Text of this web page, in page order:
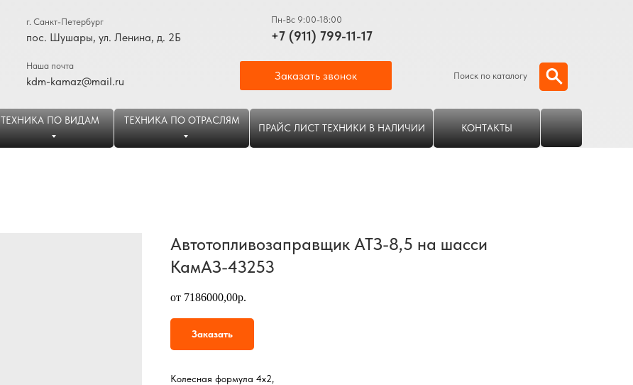
+7 (911) 799-11-17
Пн-Вс 9:00-18:00
kdm-kamaz@mail.ru
Наша почта
Заказать звонок Поиск по каталогу
пос. Шушары, ул. Ленина, д. 2Б
г. Санкт-Петербург
ТЕХНИКА ПО ВИДАМ ТЕХНИКА ПО ОТРАСЛЯМ
ПРАЙС ЛИСТ ТЕХНИКИ В НАЛИЧИИ КОНТАКТЫ
Автотопливозаправщик АТЗ-8,5 на шасси
КамАЗ-43253
от 7186000,00р.
Заказать
Колесная формула 4х2,